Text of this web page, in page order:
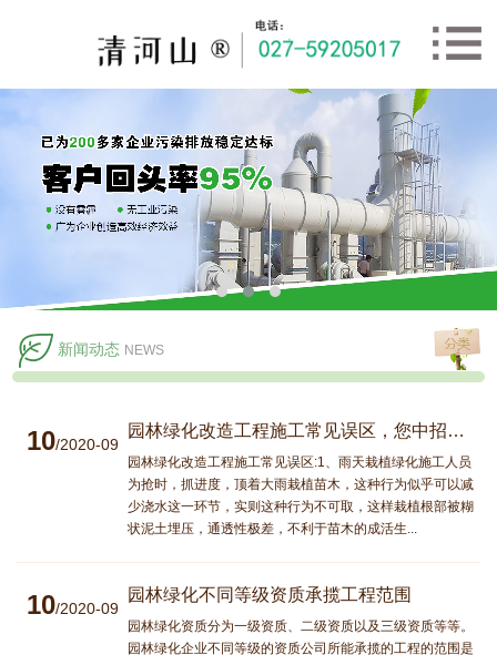
新闻动态 NEWS
10/2020-09
园林绿化改造工程施工常见误区，您中招了吗？
园林绿化改造工程施工常见误区:1、雨天栽植绿化施工人员
为抢时，抓进度，顶着大雨栽植苗木，这种行为似乎可以减
少浇水这一环节，实则这种行为不可取，这样栽植根部被糊
状泥土埋压，通透性极差，不利于苗木的成活生...
10/2020-09
园林绿化不同等级资质承揽工程范围
园林绿化资质分为一级资质、二级资质以及三级资质等等。
园林绿化企业不同等级的资质公司所能承揽的工程的范围是